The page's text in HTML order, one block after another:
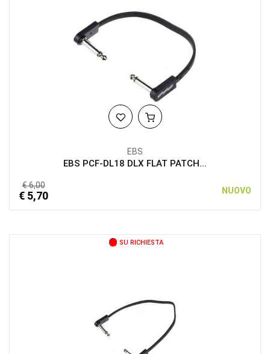
EBS
EBS PCF-DL18 DLX FLAT PATCH...
€ 6,00
€ 5,70 NUOVO
SU RICHIESTA